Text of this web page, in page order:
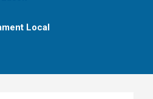
Local